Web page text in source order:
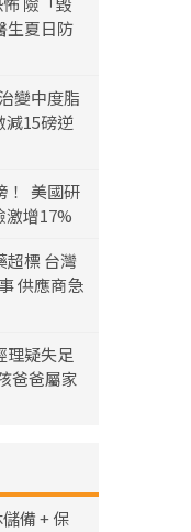
生夏日防
變中度脂
減15磅逆
！ 美國研
激增17%
超標 台灣
供應商急
理疑失足
爸爸屬家
備 + 保